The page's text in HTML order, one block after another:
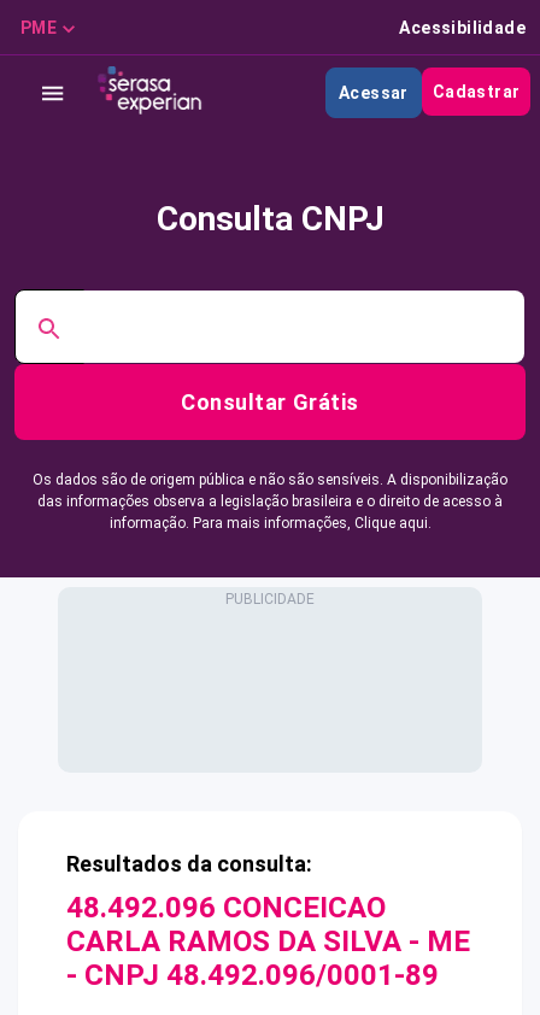
PME Acessibilidade
Acessar Cadastrar
Consulta CNPJ
Consultar Grátis
Os dados são de origem pública e não são sensíveis. A disponibilização
das informações observa a legislação brasileira e o direito de acesso à
informação. Para mais informações, Clique aqui.
Resultados da consulta:
48.492.096 CONCEICAO
CARLA RAMOS DA SILVA - ME
- CNPJ 48.492.096/0001-89